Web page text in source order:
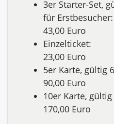
3er Starter-Set,
für Erstbesucher:
43,00 Euro
Einzelticket:
23,00 Euro
5er Karte, gültig
90,00 Euro
10er Karte,
170,00 Euro